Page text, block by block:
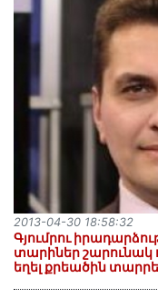
Գյումրու
տարիներ շարունակ
եղել քրեածին
2013-04-30 18:58:32